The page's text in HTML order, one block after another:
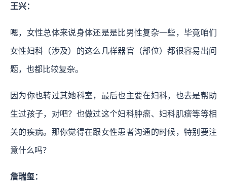
王兴：
嗯，女性总体来说身体还是是比男性复杂一些，毕竟咱们
女性妇科（涉及）的这么几样器官（部位）都很容易出问
题，也都比较复杂。
因为你也转过其她科室，最后也主要在妇科，也去是帮助
生过孩子，对吧？也做过这个妇科肿瘤、妇科肌瘤等等相
关的疾病。那你觉得在跟女性患者沟通的时候，特别要注
意什么吗？
詹瑞玺：